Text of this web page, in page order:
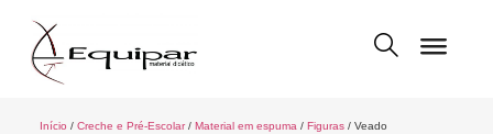
Início / Creche e Pré-Escolar/ Material em espuma / Figuras/ Veado